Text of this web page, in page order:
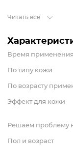
Читать все
Время применения
По типу кожи
По возрасту
Эффект для кожи
Решаем проблему
Пол и возраст